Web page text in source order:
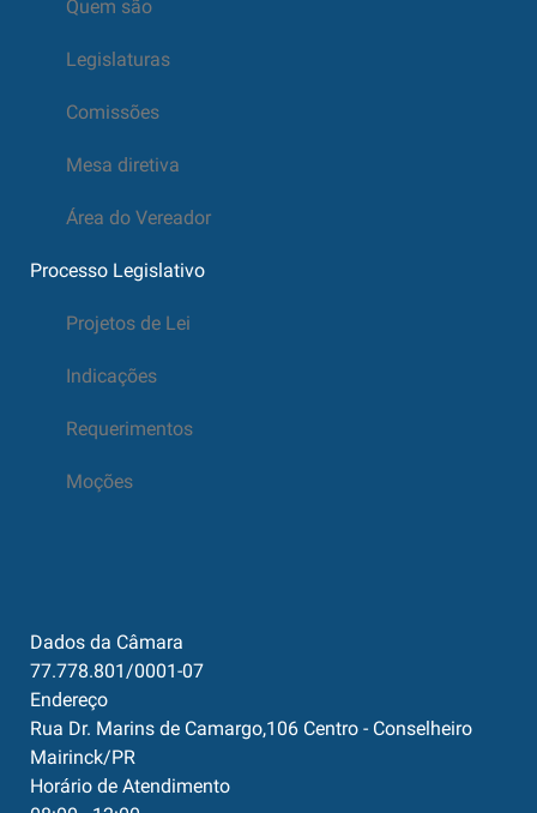
Quem são
Legislaturas
Comissões
Mesa diretiva
Área do Vereador
Processo Legislativo
Projetos de Lei
Indicações
Requerimentos
Moções
Dados da Câmara
77.778.801/0001-07
Endereço
Rua Dr. Marins de Camargo,106 Centro - Conselheiro
Mairinck/PR
Horário de Atendimento